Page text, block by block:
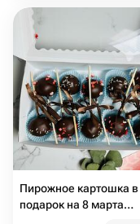
Пирожное картошка в
подарок на 8 марта